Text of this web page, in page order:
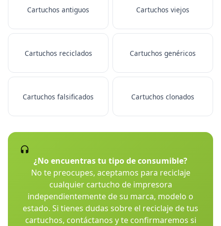
Cartuchos antiguos Cartuchos viejos
Cartuchos reciclados Cartuchos genéricos
Cartuchos falsificados Cartuchos clonados
¿No encuentras tu tipo de consumible?
No te preocupes, aceptamos para reciclaje
cualquier cartucho de impresora
independientemente de su marca, modelo o
estado. Si tienes dudas sobre el reciclaje de tus
cartuchos, contáctanos y te confirmaremos si